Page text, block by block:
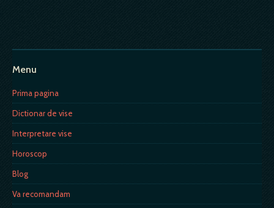
Menu
Prima pagina
Dictionar de vise
Interpretare vise
Horoscop
Blog
Va recomandam